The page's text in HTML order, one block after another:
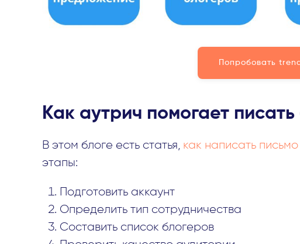
Попробовать
Как аутрич помогает
В этом блоге есть статья, как написать
этапы:
Подготовить аккаунт
Определить тип сотрудничества
Составить список блогеров